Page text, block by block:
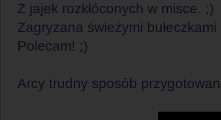
Z jajek rozkłóconych w misce. ;)
Zagryzana świeżymi
Polecam! ;)
Arcy trudny sposób